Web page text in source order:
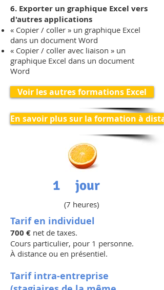
6. Exporter un graphique Excel vers
d'autres applications
« Copier / coller » un graphique Excel
dans un document Word
« Copier / coller avec liaison » un
graphique Excel dans un document
Word
Voir les autres formations Excel
En savoir plus sur la formation à
1 jour
(7 heures)
Tarif en individuel
700 € net de taxes.
Cours particulier, pour 1 personne.
À distance ou en présentiel.
Tarif intra-entreprise